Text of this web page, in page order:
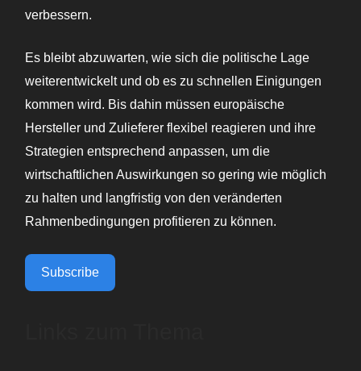
verbessern.
Es bleibt abzuwarten, wie sich die politische Lage
weiterentwickelt und ob es zu schnellen Einigungen
kommen wird. Bis dahin müssen europäische
Hersteller und Zulieferer flexibel reagieren und ihre
Strategien entsprechend anpassen, um die
wirtschaftlichen Auswirkungen so gering wie möglich
zu halten und langfristig von den veränderten
Rahmenbedingungen profitieren zu können.
Subscribe